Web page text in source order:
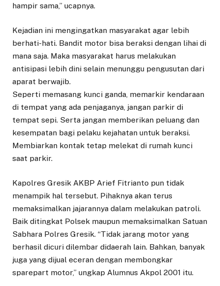
hampir sama,” ucapnya.
Kejadian ini mengingatkan masyarakat agar lebih
berhati-hati. Bandit motor bisa beraksi dengan lihai di
mana saja. Maka masyarakat harus melakukan
antisipasi lebih dini selain menunggu pengusutan dari
aparat berwajib.
Seperti memasang kunci ganda, memarkir kendaraan
di tempat yang ada penjaganya, jangan parkir di
tempat sepi. Serta jangan memberikan peluang dan
kesempatan bagi pelaku kejahatan untuk beraksi.
Membiarkan kontak tetap melekat di rumah kunci
saat parkir.
Kapolres Gresik AKBP Arief Fitrianto pun tidak
menampik hal tersebut. Pihaknya akan terus
memaksimalkan jajarannya dalam melakukan patroli.
Baik ditingkat Polsek maupun memaksimalkan Satuan
Sabhara Polres Gresik. “Tidak jarang motor yang
berhasil dicuri dilembar didaerah lain. Bahkan, banyak
juga yang dijual eceran dengan membongkar
sparepart motor,” ungkap Alumnus Akpol 2001 itu.